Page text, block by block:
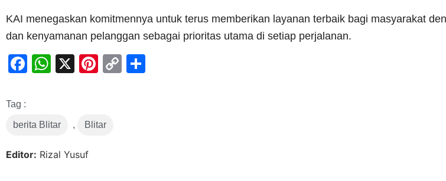
KAI menegaskan komitmennya untuk terus memberikan layanan terbaik bagi masyarakat
dan kenyamanan pelanggan sebagai prioritas utama di setiap perjalanan.
Facebook
WhatsApp
X Pinterest
Copy
Tag :
berita Blitar , Blitar
Editor: Rizal Yusuf